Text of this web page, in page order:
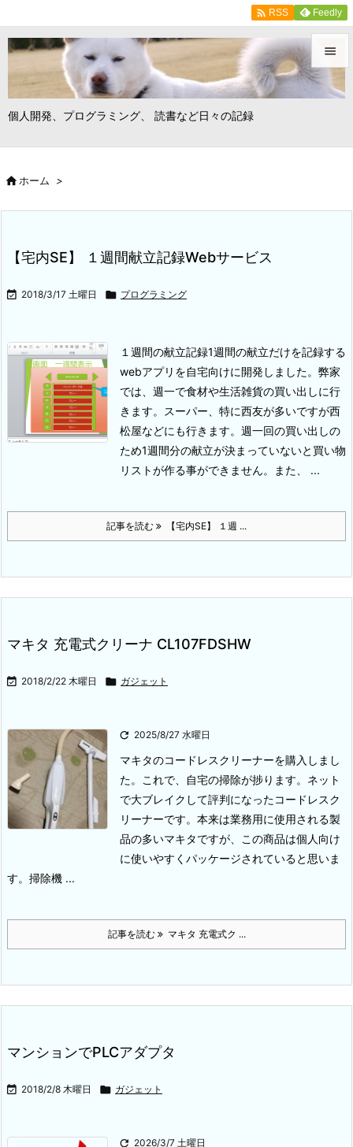
個人開発、プログラミング、 読書など日々の記録


メニュ
 RSS Feedly
ホーム >
【宅内SE】 １週間献立記録Webサービス
 2018/3/17 土曜日  プログラミング
１週間の献立記録1週間の献立だけを記録する
webアプリを自宅向けに開発しました。弊家
では、週一で食材や生活雑貨の買い出しに行
きます。スーパー、特に西友が多いですが西
松屋などにも行きます。週一回の買い出しの
ため1週間分の献立が決まっていないと買い物
リストが作る事ができません。
また、 ...
記事を読む 【宅内SE】 １週 ...
マキタ 充電式クリーナ CL107FDSHW
 2018/2/22 木曜日  ガジェット
 2025/8/27 水曜日
マキタのコードレスクリーナーを購入しまし
た。
これで、自宅の掃除が捗ります。 ネット
で大ブレイクして評判になったコードレスク
リーナーです。 本来は業務用に使用される製
品の多いマキタですが、この商品は個人向け
に使いやすくパッケージされていると思いま
す。 掃除機 ...
記事を読む マキタ 充電式ク ...
マンションでPLCアダプタ
 2018/2/8 木曜日  ガジェット
 2026/3/7 土曜日